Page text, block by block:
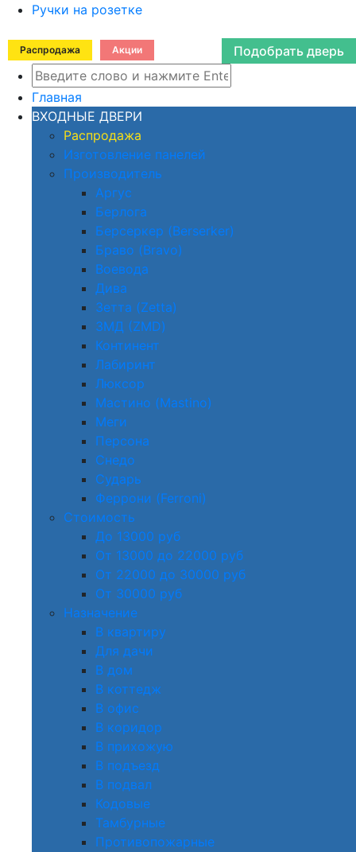
Ручки на розетке
Распродажа Акции Подобрать дверь
Главная
ВХОДНЫЕ ДВЕРИ
Распродажа
Изготовление панелей
Производитель
Аргус
Берлога
Берсеркер (Berserker)
Браво (Bravo)
Воевода
Дива
Зетта (Zetta)
ЗМД (ZMD)
Континент
Лабиринт
Люксор
Мастино (Mastino)
Меги
Персона
Снедо
Сударь
Феррони (Ferroni)
Стоимость
До 13000 руб
От 13000 до 22000 руб
От 22000 до 30000 руб
От 30000 руб
Назначение
В квартиру
Для дачи
В дом
В коттедж
В офис
В коридор
В прихожую
В подъезд
В подвал
Кодовые
Тамбурные
Противопожарные